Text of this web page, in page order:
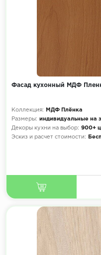
Фасад кухонный МДФ
Коллекция:
МДФ Плёнка
Размеры: индивидуальные на
Декоры кухни на выбор: 900+
Эскиз и расчет стоимости: